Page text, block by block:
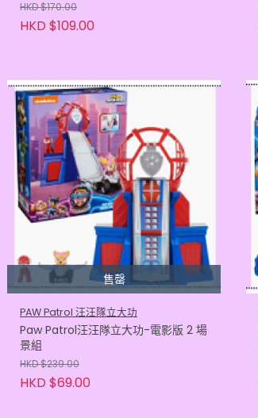
HKD $170.00
HKD $109.00
售罄
PAW Patrol 汪汪隊立大功
Paw Patrol汪汪隊立大功-電影版 2 場
景組
HKD $239.00
HKD $69.00